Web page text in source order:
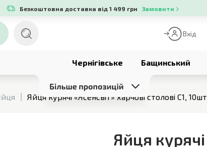
Безкоштовна доставка від 1 499 грн Замовити
Вхід
Чернігівське Бащинський
Яйця курячі «Ясенсвіт» харчові столові С1, 10шт
Яйця курячі